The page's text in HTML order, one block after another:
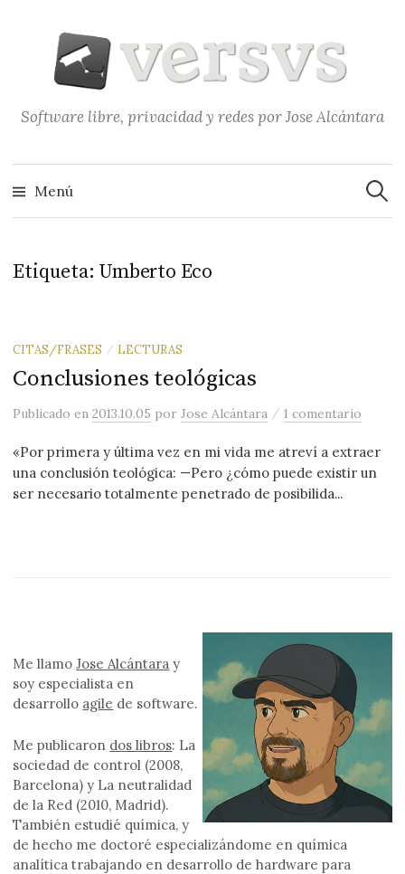
contenido
Software libre, privacidad y redes por Jose Alcántara
Menú
Etiqueta: Umberto Eco
CITAS/FRASES / LECTURAS
Conclusiones teológicas
Publicadoen2013.10.05 porJose Alcántara /1 comentario
«Por primera y última vez en mi vida me atreví a extraer
una conclusión teológica: —Pero ¿cómo puede existir un
ser necesario totalmente penetrado de posibilida...
Me llamoJose Alcántara y
soy especialista en
desarrollo agile de software.
Me publicaron dos libros: La
sociedad de control (2008,
Barcelona) y La neutralidad
de la Red (2010, Madrid).
También estudié química, y
de hecho me doctoré especializándome en química
analítica trabajando en desarrollo de hardware para